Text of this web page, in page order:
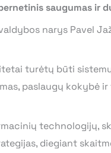
saugumas ir
narys Pavel
turėtų būti
paslaugų kokybė
technologijų,
diegiant